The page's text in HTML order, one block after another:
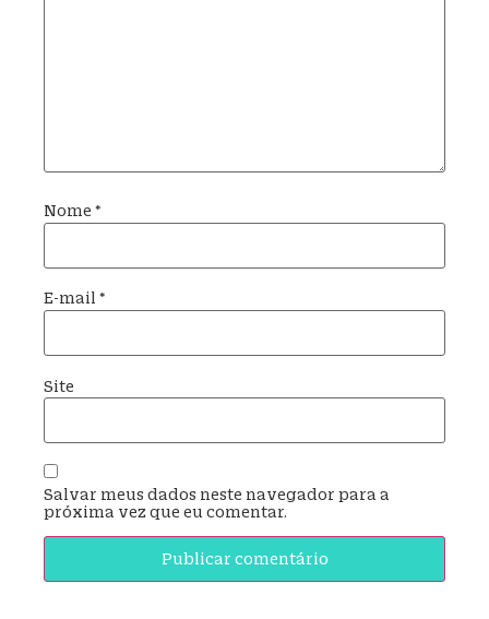
Nome *
E-mail *
Site
Salvar meus dados neste navegador para a
próxima vez que eu comentar.